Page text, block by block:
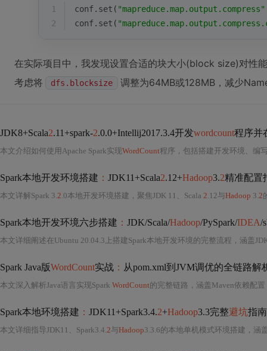
1 conf.set( "mapreduce.map.output.compress"
2
conf.set(
在实际项目中，我发现设置合适的块大小(block size)对性
考虑将
dfs.blocksize 调整为64MB或128MB，减少
JDK8+Scala2.11+spark-2.0.0+Intellij2017.3.4开发wordcount程序并
本文介绍如何使用Apache Spark实现WordCount程序，包括搭建开发环境、编
Spark本地开发环境搭建 ： JDK11+Scala2.12+Hadoop3.2精准配置
本文详解Spark 3.2.0本地开发环境搭建，聚焦JDK 11、Scala 2.12与Hadoop 3.2
Spark本地开发环境六步搭建 ： JDK/Scala/Hadoop/PySpark/IDEA/
本文详细阐述在Ubuntu 20.04.3上搭建Spark本地开发环境的完整流程，涵盖
Spark Java版WordCount实战 ： 从pom.xml到JVM调优的全链路解
本文深入解析Java语言实现Spark WordCount的完整链路，涵盖Maven依赖配置
Spark本地环境搭建 ： JDK11+Spark3.4.2+Hadoop3.3完整避坑指南
本文详细指导JDK11、Spark3.4.2与Hadoop3.3.6的本地单机模式环境搭建，涵